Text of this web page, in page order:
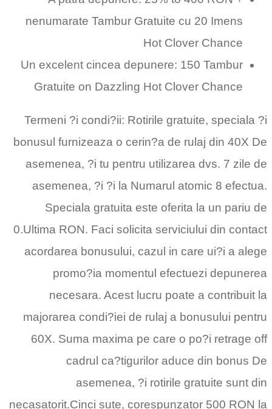
nenumarate Tambur Gratuite cu 20 Imens
Hot Clover Chance
Un excelent cincea depunere: 150 Tambur
Gratuite on Dazzling Hot Clover Chance
Termeni ?i condi?ii: Rotirile gratuite, speciala ?i
bonusul furnizeaza o cerin?a de rulaj din 40X De
asemenea, ?i tu pentru utilizarea dvs. 7 zile de
asemenea, ?i ?i la Numarul atomic 8 efectua.
Speciala gratuita este oferita la un pariu de
0.Ultima RON. Faci solicita serviciului din contact
acordarea bonusului, cazul in care ui?i a alege
promo?ia momentul efectuezi depunerea
necesara. Acest lucru poate a contribuit la
majorarea condi?iei de rulaj a bonusului pentru
60X. Suma maxima pe care o po?i retrage off
cadrul ca?tigurilor aduce din bonus De
asemenea, ?i rotirile gratuite sunt din
necasatorit.Cinci sute, corespunzator 500 RON la